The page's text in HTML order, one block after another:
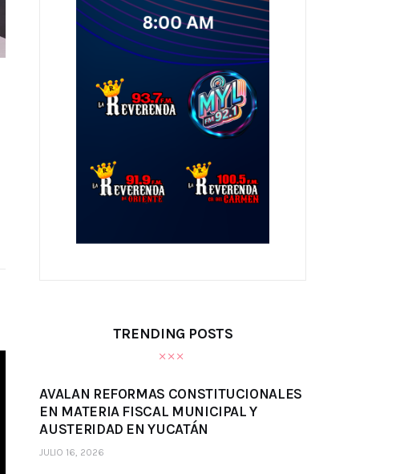
TRENDING POSTS
AVALAN REFORMAS CONSTITUCIONALES
EN MATERIA FISCAL MUNICIPAL Y
AUSTERIDAD EN YUCATÁN
JULIO 16, 2026